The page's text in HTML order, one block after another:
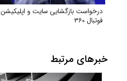
درخواست بازگشایی سایت و اپلیکیشن
فوتبال ۳۶۰
خبرهای مرتبط